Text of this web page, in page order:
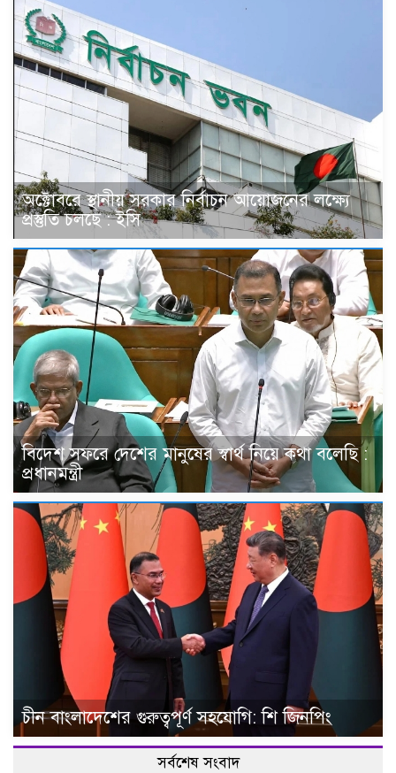
অক্টোবরে স্থানীয় সরকার নির্বাচন আয়োজনের লক্ষ্যে
প্রস্তুতি চলছে : ইসি
বিদেশ সফরে দেশের মানুষের স্বার্থ নিয়ে কথা বলেছি :
প্রধানমন্ত্রী
চীন বাংলাদেশের গুরুত্বপূর্ণ সহযোগি: শি জিনপিং
সর্বশেষ সংবাদ